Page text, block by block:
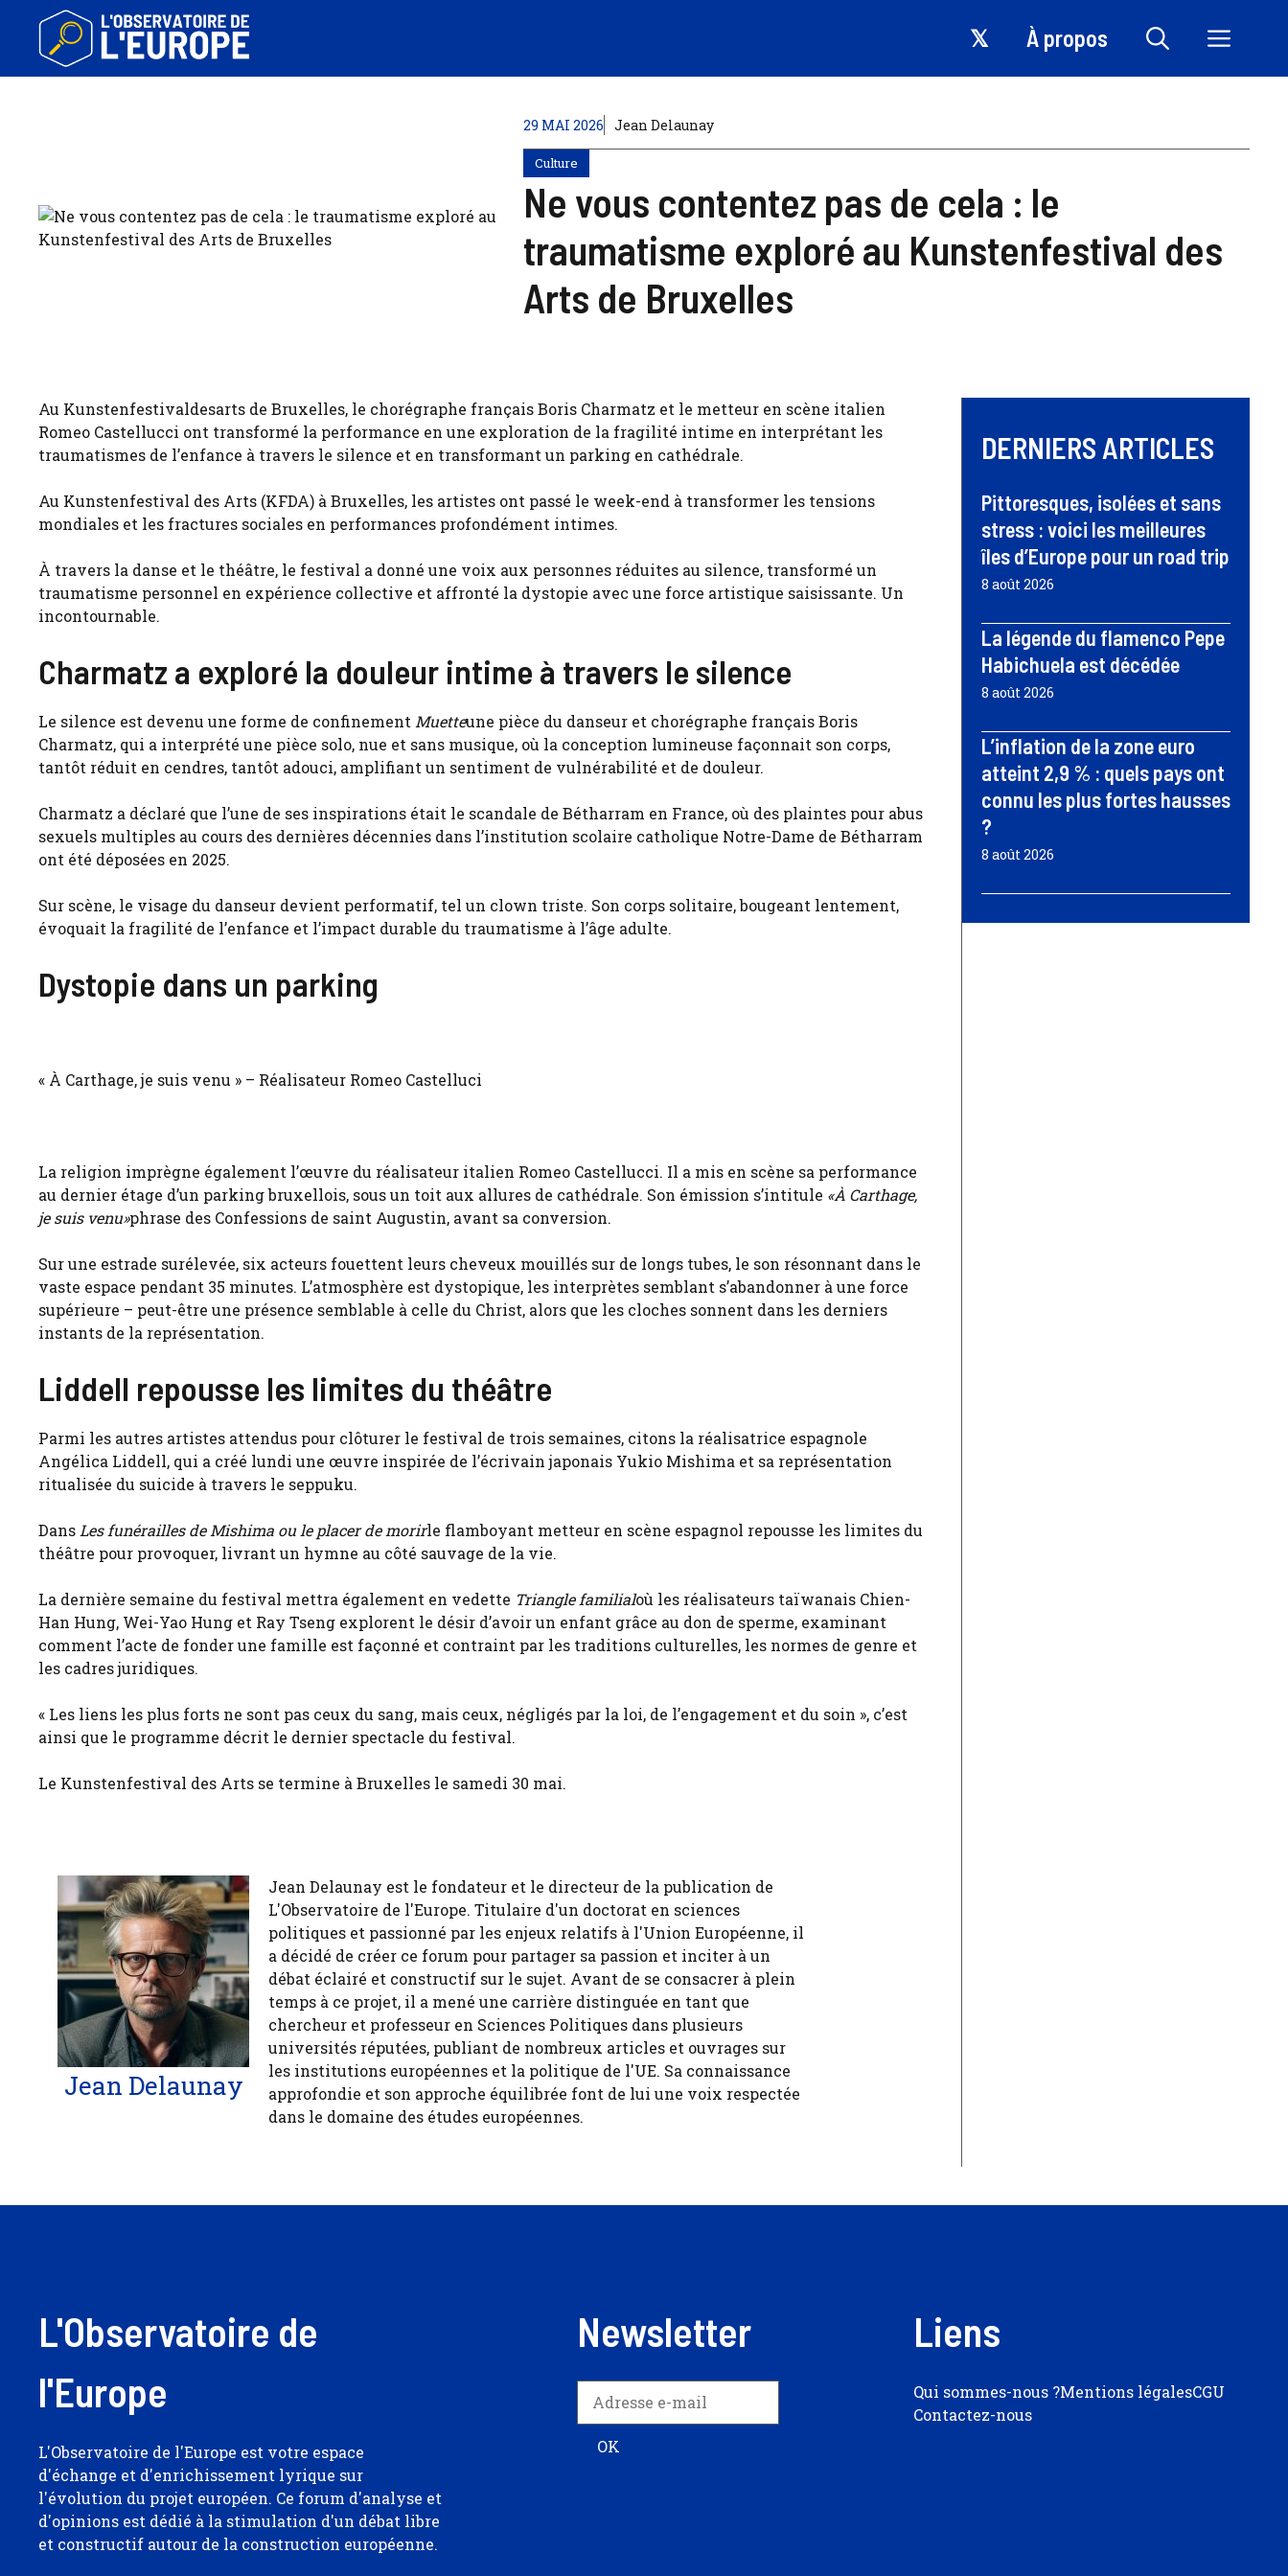
contenu
𝕏 À propos
29 MAI 2026 Jean Delaunay
Culture
Ne vous contentez pas de cela : le
traumatisme exploré au Kunstenfestival des
Arts de Bruxelles
Au Kunstenfestivaldesarts de Bruxelles, le chorégraphe français Boris Charmatz et le metteur en scène italien
Romeo Castellucci ont transformé la performance en une exploration de la fragilité intime en interprétant les
traumatismes de l’enfance à travers le silence et en transformant un parking en cathédrale.
Au Kunstenfestival des Arts (KFDA) à Bruxelles, les artistes ont passé le week-end à transformer les tensions
mondiales et les fractures sociales en performances profondément intimes.
À travers la danse et le théâtre, le festival a donné une voix aux personnes réduites au silence, transformé un
traumatisme personnel en expérience collective et affronté la dystopie avec une force artistique saisissante. Un
incontournable.
Charmatz a exploré la douleur intime à travers le silence
Le silence est devenu une forme de confinement Muetteune pièce du danseur et chorégraphe français Boris
Charmatz, qui a interprété une pièce solo, nue et sans musique, où la conception lumineuse façonnait son corps,
tantôt réduit en cendres, tantôt adouci, amplifiant un sentiment de vulnérabilité et de douleur.
Charmatz a déclaré que l’une de ses inspirations était le scandale de Bétharram en France, où des plaintes pour abus
sexuels multiples au cours des dernières décennies dans l’institution scolaire catholique Notre-Dame de Bétharram
ont été déposées en 2025.
Sur scène, le visage du danseur devient performatif, tel un clown triste. Son corps solitaire, bougeant lentement,
évoquait la fragilité de l’enfance et l’impact durable du traumatisme à l’âge adulte.
Dystopie dans un parking
« À Carthage, je suis venu » – Réalisateur Romeo Castelluci
La religion imprègne également l’œuvre du réalisateur italien Romeo Castellucci. Il a mis en scène sa performance
au dernier étage d’un parking bruxellois, sous un toit aux allures de cathédrale. Son émission s’intitule «À Carthage,
je suis venu»phrase des Confessions de saint Augustin, avant sa conversion.
Sur une estrade surélevée, six acteurs fouettent leurs cheveux mouillés sur de longs tubes, le son résonnant dans le
vaste espace pendant 35 minutes. L’atmosphère est dystopique, les interprètes semblant s’abandonner à une force
supérieure – peut-être une présence semblable à celle du Christ, alors que les cloches sonnent dans les derniers
instants de la représentation.
Liddell repousse les limites du théâtre
Parmi les autres artistes attendus pour clôturer le festival de trois semaines, citons la réalisatrice espagnole
Angélica Liddell, qui a créé lundi une œuvre inspirée de l’écrivain japonais Yukio Mishima et sa représentation
ritualisée du suicide à travers le seppuku.
Dans Les funérailles de Mishima ou le placer de morirle flamboyant metteur en scène espagnol repousse les limites du
théâtre pour provoquer, livrant un hymne au côté sauvage de la vie.
La dernière semaine du festival mettra également en vedette Triangle familialoù les réalisateurs taïwanais Chien-
Han Hung, Wei-Yao Hung et Ray Tseng explorent le désir d’avoir un enfant grâce au don de sperme, examinant
comment l’acte de fonder une famille est façonné et contraint par les traditions culturelles, les normes de genre et
les cadres juridiques.
« Les liens les plus forts ne sont pas ceux du sang, mais ceux, négligés par la loi, de l’engagement et du soin », c’est
ainsi que le programme décrit le dernier spectacle du festival.
Le Kunstenfestival des Arts se termine à Bruxelles le samedi 30 mai.
Jean Delaunay
Jean Delaunay est le fondateur et le directeur de la publication de
L'Observatoire de l'Europe. Titulaire d'un doctorat en sciences
politiques et passionné par les enjeux relatifs à l'Union Européenne, il
a décidé de créer ce forum pour partager sa passion et inciter à un
débat éclairé et constructif sur le sujet. Avant de se consacrer à plein
temps à ce projet, il a mené une carrière distinguée en tant que
chercheur et professeur en Sciences Politiques dans plusieurs
universités réputées, publiant de nombreux articles et ouvrages sur
les institutions européennes et la politique de l'UE. Sa connaissance
approfondie et son approche équilibrée font de lui une voix respectée
dans le domaine des études européennes.
DERNIERS ARTICLES
Pittoresques, isolées et sans
stress : voici les meilleures
îles d’Europe pour un road trip
8 août 2026
La légende du flamenco Pepe
Habichuela est décédée
8 août 2026
L’inflation de la zone euro
atteint 2,9 % : quels pays ont
connu les plus fortes hausses
?
8 août 2026
L'Observatoire de
l'Europe
L'Observatoire de l'Europe est votre espace
d'échange et d'enrichissement lyrique sur
l'évolution du projet européen. Ce forum d'analyse et
d'opinions est dédié à la stimulation d'un débat libre
et constructif autour de la construction européenne.
Newsletter Liens
Qui sommes-nous ?Mentions légalesCGU
Contactez-nous